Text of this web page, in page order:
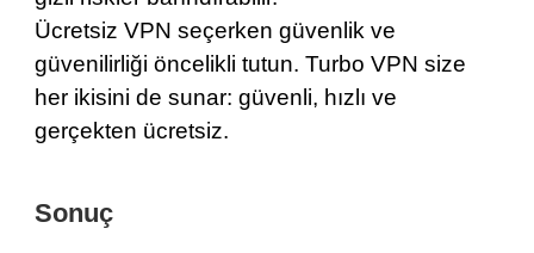
Ücretsiz VPN seçerken güvenlik ve
güvenilirliği öncelikli tutun. Turbo VPN size
her ikisini de sunar: güvenli, hızlı ve
gerçekten ücretsiz.
Sonuç